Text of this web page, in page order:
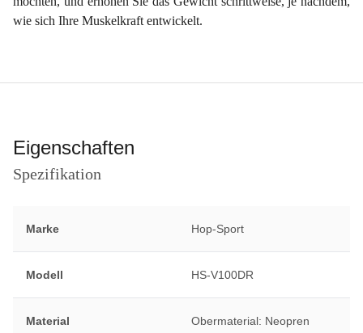
wie sich Ihre Muskelkraft entwickelt.
Eigenschaften
Spezifikation
Marke Hop-Sport
Modell HS-V100DR
Material
Obermaterial: Neopren